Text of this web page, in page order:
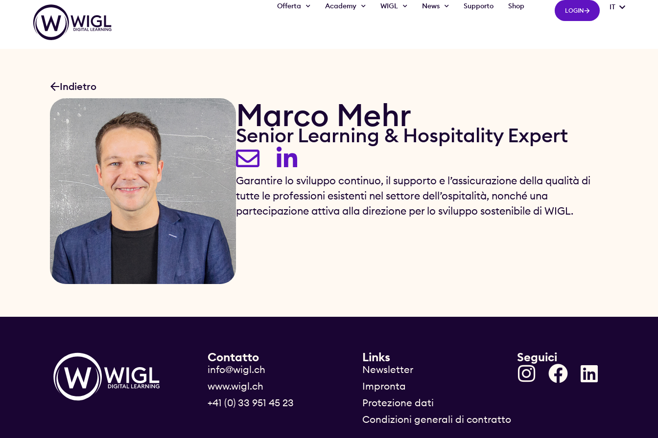
Offerta Academy WIGL News Supporto Shop
LOGIN IT
FR
Indietro
Marco Mehr
Senior Learning & Hospitality Expert
Garantire lo sviluppo continuo, il supporto e l’assicurazione della qualità di
tutte le professioni esistenti nel settore dell’ospitalità, nonché una
partecipazione attiva alla direzione per lo sviluppo sostenibile di WIGL.
Contatto
info@wigl.ch
www.wigl.ch
+41 (0) 33 951 45 23
Links
Newsletter
Impronta
Protezione dati
Condizioni generali di contratto
Seguici